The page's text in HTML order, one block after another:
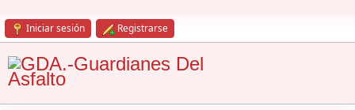
Iniciar sesión Registrarse